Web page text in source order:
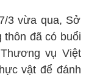
3 vừa qua, Sở
thôn đã có buổi
vụ Việt
vật để đánh